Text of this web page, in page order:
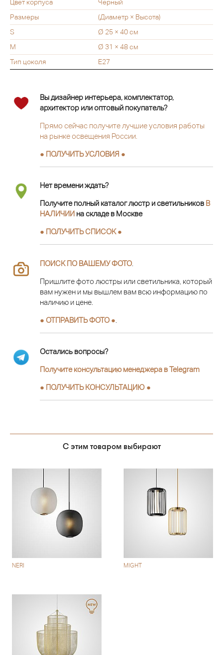
Цвет корпуса
Черный
Размеры
(Диаметр × Высота)
S
Ø 25 × 40 см
M
Ø 31 × 48 см
Тип цоколя
E27
Вы дизайнер интерьера, комплектатор,
архитектор или оптовый покупатель?
Прямо сейчас получите лучшие условия работы
на рынке освещения России.
● ПОЛУЧИТЬ УСЛОВИЯ ●
Нет времени ждать?
Получите полный каталог люстр и светильников В
НАЛИЧИИ на складе в Москве
● ПОЛУЧИТЬ СПИСОК ●
ПОИСК ПО ВАШЕМУ ФОТО
Пришлите фото люстры или светильника, который
вам нужен и мы вышлем вам всю информацию по
наличию и цене.
● ОТПРАВИТЬ ФОТО ●
Остались вопросы?
Получите консультацию менеджера в Telegram
● ПОЛУЧИТЬ КОНСУЛЬТАЦИЮ ●
С этим товаром выбирают
NERI MIGHT